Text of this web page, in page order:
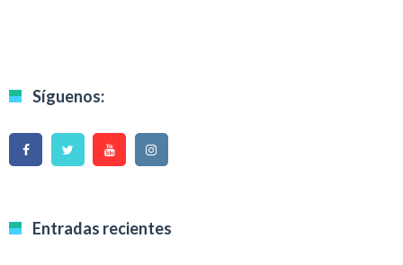
Síguenos:
Entradas recientes